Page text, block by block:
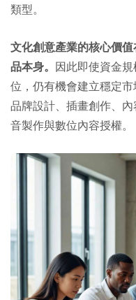
類型。
文化創意產業的核心價
品本身。 因此即使資金
位，仍有機會建立穩定
品牌設計、插畫創作、
音製作與數位內容授權。